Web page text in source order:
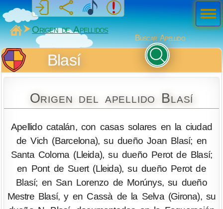
MiSabueso
Origen de Apellidos
Buscar Apellido
Blasí
Origen del apellido Blasí
Apellido catalán, con casas solares en la ciudad
de Vich (Barcelona), su dueño Joan Blasí; en
Santa Coloma (Lleida), su dueño Perot de Blasí;
en Pont de Suert (Lleida), su dueño Perot de
Blasí; en San Lorenzo de Morúnys, su dueño
Mestre Blasí, y en Cassà de la Selva (Girona), su
Men
ú